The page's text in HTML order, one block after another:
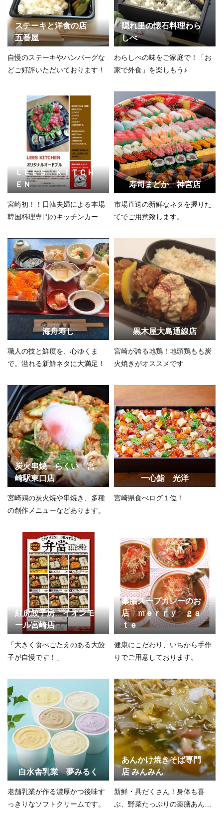
ステーキと洋食の店
五番屋
自慢のステーキやハンバーグな
どご好評いただいております！
隠れ里の懐石料理わら
しべ
わらしべの味をご家庭で！「お
家で外食」を楽しもう♪
ＬＥＥＳ ＫＩＴＣＨ
ＥＮ
宮崎初！！日韓夫婦による本場
韓国料理専門のキッチンカーで
寿司まどか 神宮店
市場直送の新鮮なネタを握りた
てでご用意致します。
海舟寿し
職人の技と鮮度を、心ゆくま
で。溢れる新鮮ネタに大満足！
黒木屋大島通線店
宮崎が誇る地鶏！地頭鶏もも炭
火焼きがオススメです
炭火串焼 らくい 宮
崎駅東口店
宮崎鶏の炭火焼や串焼き、多種
の創作メニューなどあります。
一心鮨 光洋
宮崎県食べログ１位！
紅虎餃子房 イオンモ
ール宮崎店
「大きく食べごたえのある大餃
子が自慢です！」
薬膳スープカレーのお
店 ｍｅｒｒｙ ｇａ
ｔｅ
健康にこだわり、いちから手作
りでご用意しております。
白水舎乳業 夢みるく
老舗乳業が作る濃厚かつ後味す
っきりなソフトクリームです。
あんかけ焼きそば専門
店 みんみん
新鮮・具だくさん！身体も喜
ぶ、野菜たっぷりの薬膳あんか